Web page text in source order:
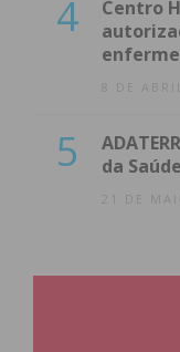
4
Centro
8 DE
5
da Saúde
21 DE